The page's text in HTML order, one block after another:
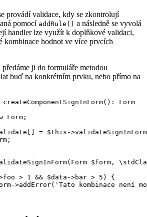
provádí validace, kdy se zkontrolují
pomocí addRule() a následně se vyvolá
handler lze využít k doplňkové validaci,
kombinace hodnot ve více prvcích
ji do formuláře metodou
buď na konkrétním prvku, nebo přímo na
Form
$form,